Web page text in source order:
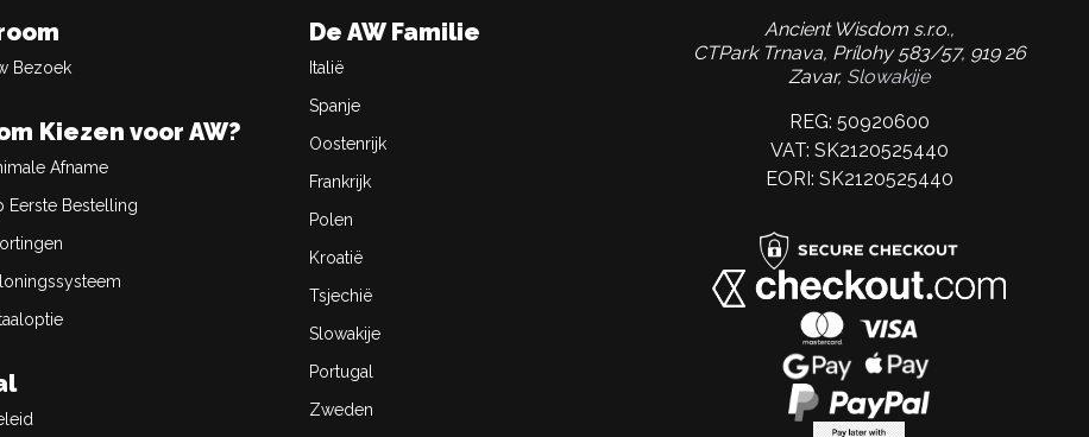
Bezoek
Kiezen voor AW?
Afname
Eerste Bestelling
De AW Familie
Italië
Spanje
Oostenrijk
Frankrijk
Polen
Kroatië
Tsjechië
Slowakije
Portugal
Zweden
Ancient Wisdom s.r.o.,
CTPark Trnava, Prílohy 583/57, 919 26
Zavar, Slowakije
REG: 50920600
VAT: SK2120525440
EORI: SK2120525440